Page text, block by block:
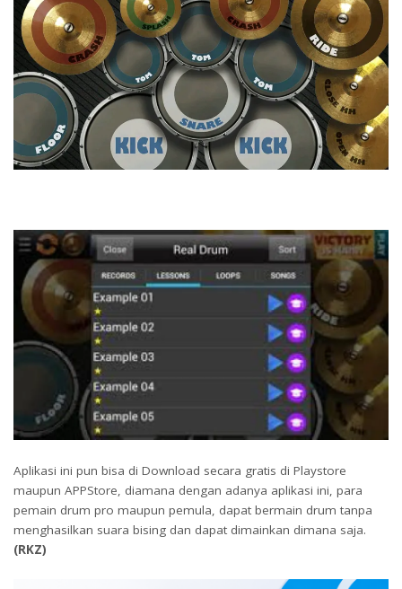
Aplikasi ini pun bisa di Download secara gratis di Playstore
maupun APPStore, diamana dengan adanya aplikasi ini, para
pemain drum pro maupun pemula, dapat bermain drum tanpa
menghasilkan suara bising dan dapat dimainkan dimana saja.
(RKZ)